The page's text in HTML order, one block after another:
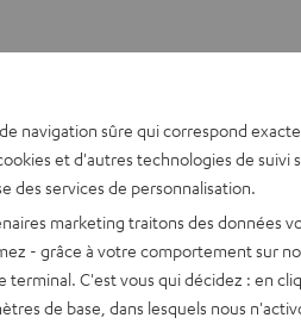
v
r
i
r
d
BLUE PRO
que votre rôle dans la création
navigation sûre qui correspond
et d'autres technologies de suivi
des services de personnalisation.
marketing traitons des données
- grâce à votre comportement sur
C'est vous qui décidez : en
de base, dans lesquels nous